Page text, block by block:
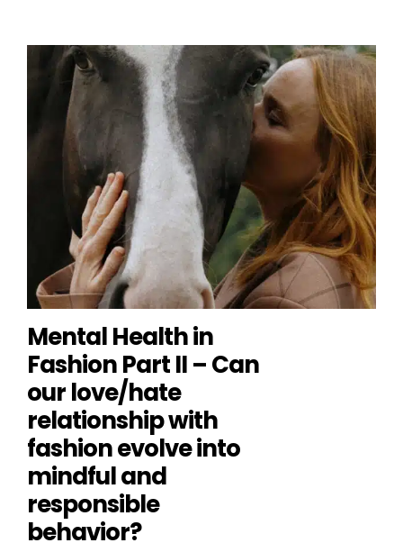
Mental Health in
Fashion Part II – Can
our love/hate
relationship with
fashion evolve into
mindful and
responsible
behavior?